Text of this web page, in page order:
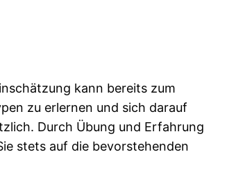
kann bereits zum
zu erlernen und sich darauf
Durch Übung und Erfahrung
stets auf die bevorstehenden